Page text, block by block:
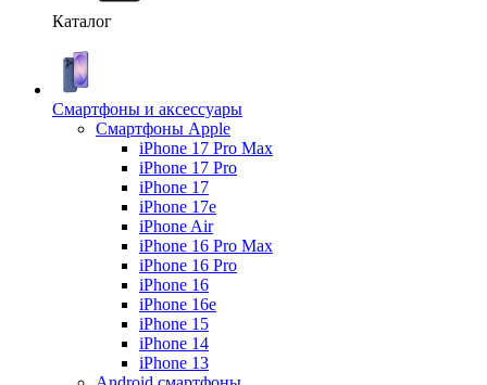
Каталог
Смартфоны и аксессуары
Смартфоны Apple
iPhone 17 Pro Max
iPhone 17 Pro
iPhone 17
iPhone 17e
iPhone Air
iPhone 16 Pro Max
iPhone 16 Pro
iPhone 16
iPhone 16e
iPhone 15
iPhone 14
iPhone 13